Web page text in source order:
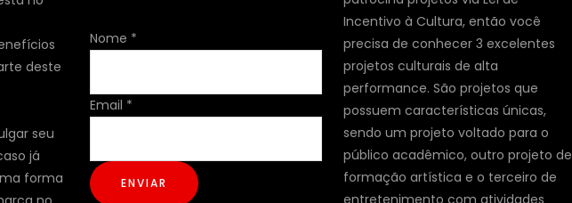
deste
seu
já
forma
Nome *
Nome
Email *
ENVIAR
Incentivo à Cultura, então você
precisa de conhecer 3 excelentes
projetos culturais de alta
performance. São projetos que
possuem características únicas,
sendo um projeto voltado para o
público acadêmico, outro projeto de
formação artística e o terceiro de
entretenimento com atividades